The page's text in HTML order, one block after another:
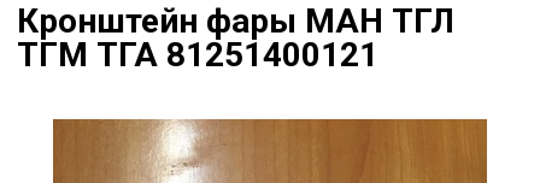
Кронштейн фары МАН ТГЛ
ТГМ ТГА 81251400121